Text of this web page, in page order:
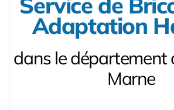
Adaptation
dans le département
Marne